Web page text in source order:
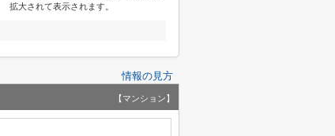
拡大されて表示されます。
情報の見方
【マンション】